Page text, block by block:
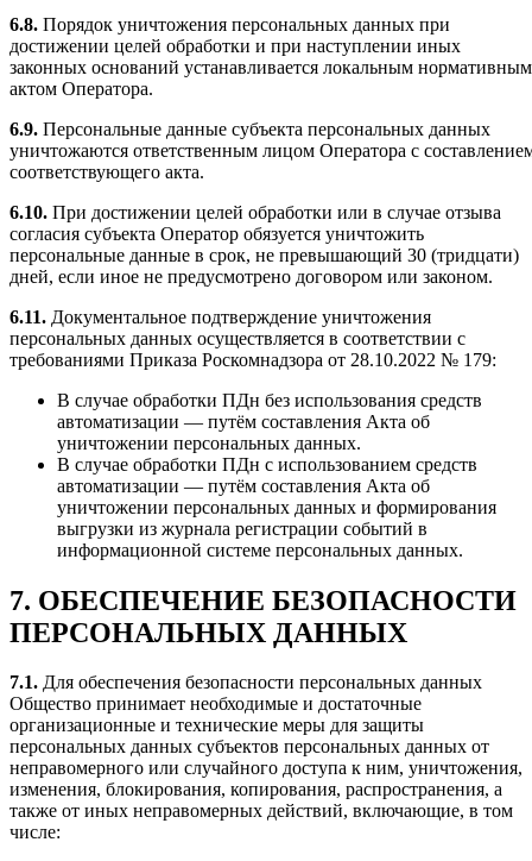
6.8. Порядок уничтожения персональных данных при
достижении целей обработки и при наступлении иных
законных оснований устанавливается локальным нормативным
актом Оператора.
6.9. Персональные данные субъекта персональных данных
уничтожаются ответственным лицом Оператора с
соответствующего акта.
6.10. При достижении целей обработки или в случае отзыва
согласия субъекта Оператор обязуется уничтожить
персональные данные в срок, не превышающий 30 (тридцати)
дней, если иное не предусмотрено договором или законом.
6.11. Документальное подтверждение уничтожения
персональных данных осуществляется в соответствии с
требованиями Приказа Роскомнадзора от 28.10.2022 № 179:
В случае обработки ПДн без использования средств
автоматизации — путём составления Акта об
уничтожении персональных данных.
В случае обработки ПДн с использованием средств
автоматизации — путём составления Акта об
уничтожении персональных данных и формирования
выгрузки из журнала регистрации событий в
информационной системе персональных данных.
7. ОБЕСПЕЧЕНИЕ БЕЗОПАСНОСТИ
ПЕРСОНАЛЬНЫХ ДАННЫХ
7.1. Для обеспечения безопасности персональных данных
Общество принимает необходимые и достаточные
организационные и технические меры для защиты
персональных данных субъектов персональных данных от
неправомерного или случайного доступа к ним, уничтожения,
изменения, блокирования, копирования, распространения, а
также от иных неправомерных действий, включающие, в том
числе: